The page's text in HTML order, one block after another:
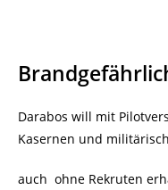
Darabos will mit
Kasernen und
auch ohne Rekruten